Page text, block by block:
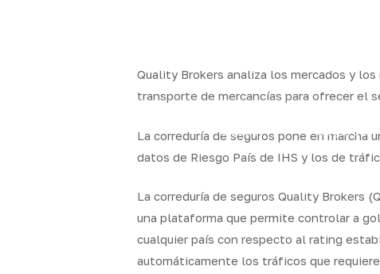
Quality
Brokers
Seguros
Quality Brokers analiza los mercados y
transporte de mercancías para ofrecer el
La correduría de seguros pone en marcha
datos de Riesgo País de IHS y los de
La correduría de seguros Quality Brokers
una plataforma que permite controlar a
cualquier país con respecto al rating
automáticamente los tráficos que